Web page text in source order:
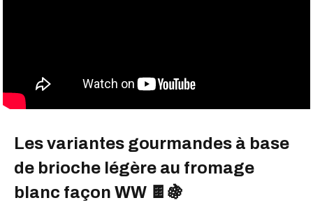
Les variantes gourmandes à base
de brioche légère au fromage
blanc façon WW 🍫🍇